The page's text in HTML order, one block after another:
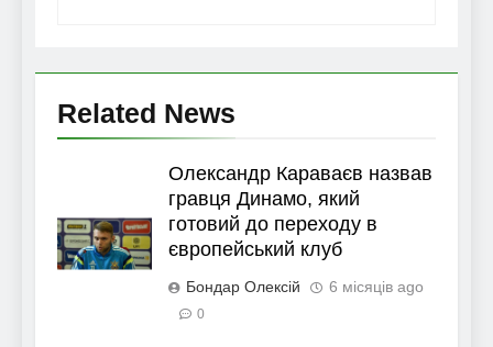
Related News
Олександр Караваєв назвав
гравця Динамо, який
готовий до переходу в
європейський клуб
Бондар Олексій 6 місяців ago
0